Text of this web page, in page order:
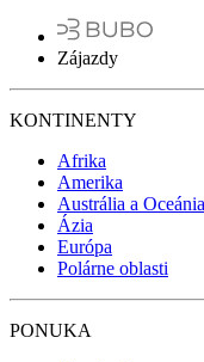
Zájazdy
KONTINENTY
Afrika
Amerika
Austrália a Oceánia
Ázia
Európa
Polárne oblasti
PONUKA